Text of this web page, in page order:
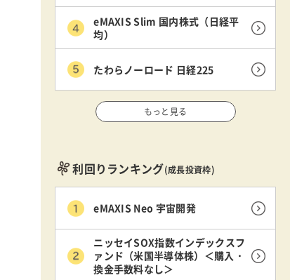
eMAXIS Slim 国内株式（日経平
均）
たわらノーロード 日経225
もっと見る
利回りランキング(成長投資枠)
eMAXIS Neo 宇宙開発
ニッセイSOX指数インデックスフ
ァンド（米国半導体株）＜購入・
換金手数料なし＞